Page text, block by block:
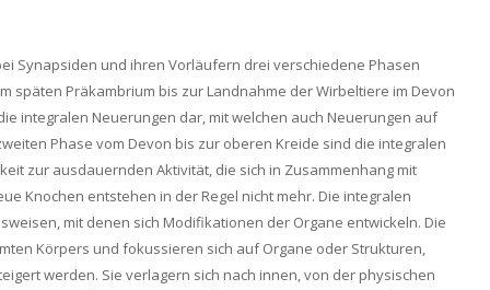
Synapsiden und ihren Vorläufern drei verschiedene Phasen
späten Präkambrium bis zur Landnahme der Wirbeltiere im Devon
integralen Neuerungen dar, mit welchen auch Neuerungen auf
Phase vom Devon bis zur oberen Kreide sind die integralen
zur ausdauernden Aktivität, die sich in Zusammenhang mit
Knochen entstehen in der Regel nicht mehr. Die integralen
mit denen sich Modifikationen der Organe entwickeln. Die
Körpers und fokussieren sich auf Organe oder Strukturen,
werden. Sie verlagern sich nach innen, von der physischen